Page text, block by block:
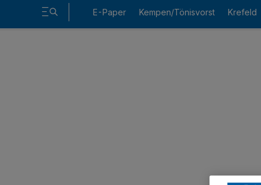
E-Paper Kempen/Tönisvorst Krefeld